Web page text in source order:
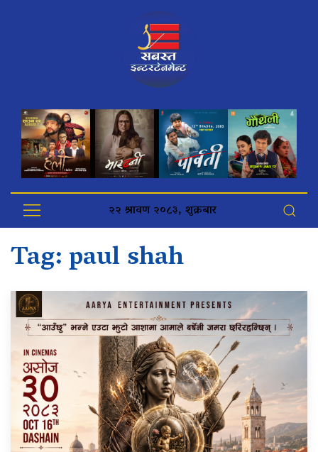
२२ श्रावण २०८३, शुक्रबार
Tag:paul shah